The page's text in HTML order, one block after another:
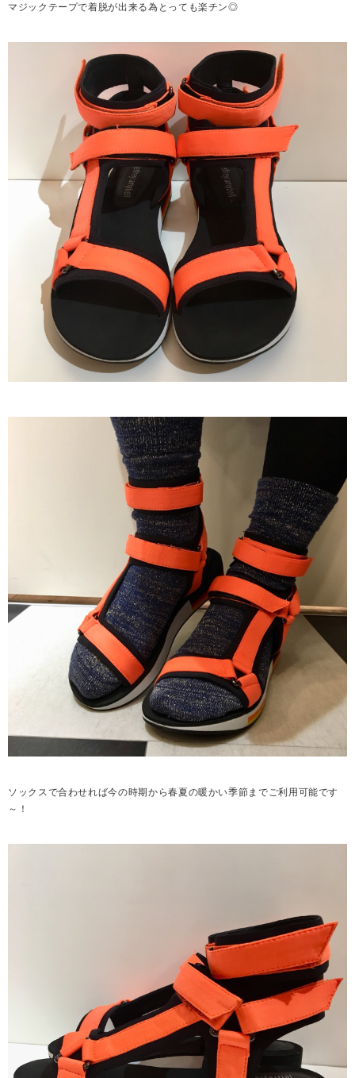
マジックテープで着脱が出来る為とっても楽チン◎
ソックスで合わせれば今の時期から春夏の暖かい季節までご利用可能です
～！